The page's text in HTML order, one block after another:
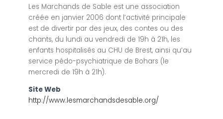
Les Marchands de Sable est une association
créée en janvier 2006 dont l’activité principale
est de divertir par des jeux, des contes ou des
chants, du lundi au vendredi de 19h à 21h, les
enfants hospitalisés au CHU de Brest, ainsi qu’au
service pédo-psychiatrique de Bohars (le
mercredi de 19h à 21h).
Site Web
http://www.lesmarchandsdesable.org/